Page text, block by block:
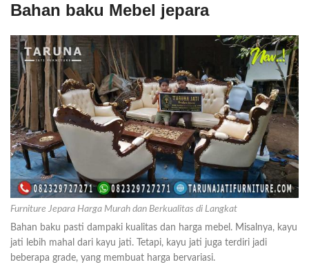
Bahan baku Mebel jepara
Furniture Jepara Harga Murah dan Berkualitas di Langkat
Bahan baku pasti dampaki kualitas dan harga mebel. Misalnya, kayu
jati lebih mahal dari kayu jati. Tetapi, kayu jati juga terdiri jadi
beberapa grade, yang membuat harga bervariasi.